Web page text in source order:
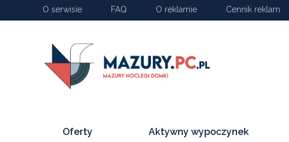
O serwisie FAQ O reklamie Cennik reklam
Oferty Aktywny wypoczynek